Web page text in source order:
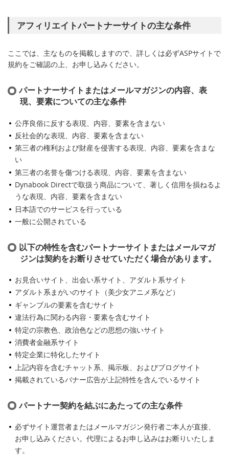
アフィリエイトパートナーサイトの主な条件
ここでは、主なものを掲載しますので、詳しくは必ずASPサイトで
規約をご確認の上、お申し込みください。
パートナーサイトまたはメールマガジンの内容、表
現、要素についての主な条件
公序良俗に反する表現、内容、要素を含まない
反社会的な表現、内容、要素を含まない
第三者の権利および財産を侵害する表現、内容、要素を含まな
い
第三者の名誉を傷つける表現、内容、要素を含まない
Dynabook Directで取扱う商品について、著しく信用を損ねるよ
うな表現、内容、要素を含まない
日本語でのサービスを行っている
一般に公開されている
以下の特性を含むパートナーサイトまたはメールマガ
ジンは契約をお断りさせていただく場合があります。
お見合いサイト、出会い系サイト、アダルト系サイト
アダルト系まがいのサイト（美少女アニメ系など）
ギャンブルの要素を含むサイト
違法行為に関わる内容・要素を含むサイト
特定の宗教色、政治色などの思想の強いサイト
消費者金融系サイト
特定企業に特化したサイト
上記内容を含むチャット系、掲示板、およびブログサイト
掲載されているバナー広告が上記特性を含んでいるサイト
パートナー契約を結ぶにあたっての主な条件
必ずサイト運営者またはメールマガジン発行者ご本人が直接、
お申し込みください。代理によるお申し込みはお断りいたしま
す。